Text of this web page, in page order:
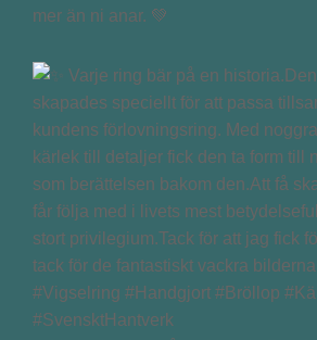
mer än ni anar. 💚